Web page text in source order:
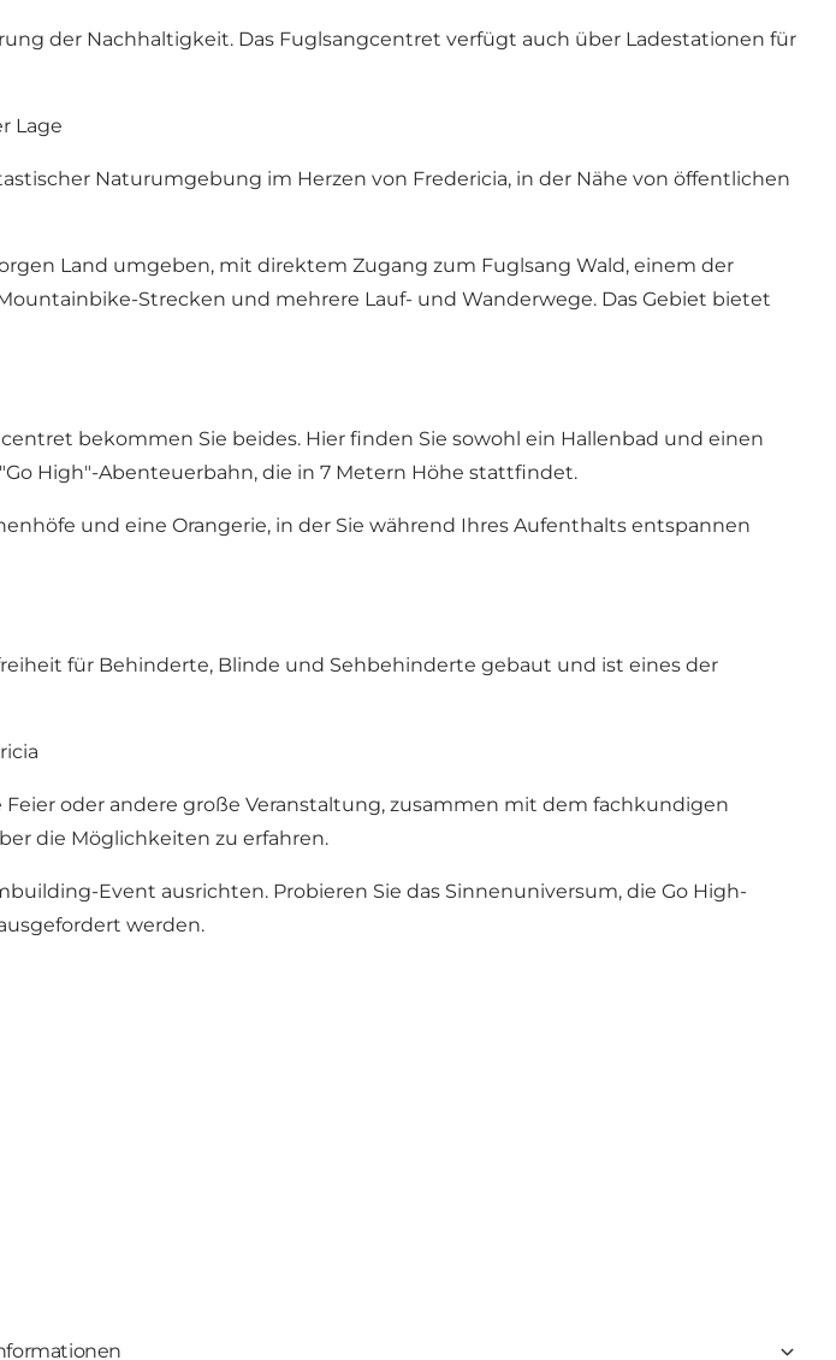
der Nachhaltigkeit. Das Fuglsangcentret verfügt auch über Ladestationen für
Lage
Naturumgebung im Herzen von Fredericia, in der Nähe von öffentlichen
Land umgeben, mit direktem Zugang zum Fuglsang Wald, einem der
Strecken und mehrere Lauf- und Wanderwege. Das Gebiet bietet
bekommen Sie beides. Hier finden Sie sowohl ein Hallenbad und einen
High"-Abenteuerbahn, die in 7 Metern Höhe stattfindet.
und eine Orangerie, in der Sie während Ihres Aufenthalts entspannen
für Behinderte, Blinde und Sehbehinderte gebaut und ist eines der
oder andere große Veranstaltung, zusammen mit dem fachkundigen
die Möglichkeiten zu erfahren.
Event ausrichten. Probieren Sie das Sinnenuniversum, die Go High-
werden.